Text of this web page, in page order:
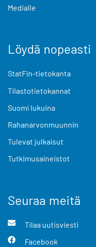
Medialle
Löydä nopeasti
StatFin-tietokanta
Tilastotietokannat
Suomi lukuina
Rahanarvonmuunnin
Tulevat julkaisut
Tutkimusaineistot
Seuraa meitä
Tilaa uutisviesti
Facebook